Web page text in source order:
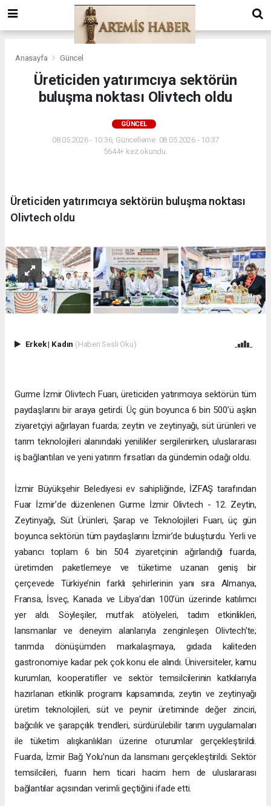
Anasayfa Güncel
Üreticiden yatırımcıya sektörün
buluşma noktası Olivtech oldu
GÜNCEL
08.05.2026 - 10:36, Güncelleme: 08.05.2026 - 10:37
5644+ kez okundu.
Üreticiden yatırımcıya sektörün buluşma noktası
Olivtech oldu
Erkek| Kadın (Haberi Sesli Oku)
Gurme İzmir Olivtech Fuarı, üreticiden yatırımcıya sektörün tüm
paydaşlarını bir araya getirdi. Üç gün boyunca 6 bin 500’ü aşkın
ziyaretçiyi ağırlayan fuarda; zeytin ve zeytinyağı, süt ürünleri ve
tarım teknolojileri alanındaki yenilikler sergilenirken, uluslararası
iş bağlantıları ve yeni yatırım fırsatları da gündemin odağı oldu.
İzmir Büyükşehir Belediyesi ev sahipliğinde, İZFAŞ tarafından
Fuar İzmir’de düzenlenen Gurme İzmir Olivtech - 12. Zeytin,
Zeytinyağı, Süt Ürünleri, Şarap ve Teknolojileri Fuarı, üç gün
boyunca sektörün tüm paydaşlarını İzmir’de buluşturdu. Yerli ve
yabancı toplam 6 bin 504 ziyaretçinin ağırlandığı fuarda,
üretimden paketlemeye ve tüketime uzanan geniş bir
çerçevede Türkiye’nin farklı şehirlerinin yanı sıra Almanya,
Fransa, İsveç, Kanada ve Libya’dan 100’ün üzerinde katılımcı
yer aldı. Söyleşiler, mutfak atölyeleri, tadım etkinlikleri,
lansmanlar ve deneyim alanlarıyla zenginleşen Olivtech’te;
tarımda dönüşümden markalaşmaya, gıdada kaliteden
gastronomiye kadar pek çok konu ele alındı. Üniversiteler, kamu
kurumları, kooperatifler ve sektör temsilcilerinin katkılarıyla
hazırlanan etkinlik programı kapsamında; zeytin ve zeytinyağı
üretim teknolojileri, süt ve peynir üretiminde değer zinciri,
bağcılık ve şarapçılık trendleri, sürdürülebilir tarım uygulamaları
ile tüketim alışkanlıkları üzerine oturumlar gerçekleştirildi.
Fuarda, İzmir Bağ Yolu’nun da lansmanı gerçekleştirildi. Sektör
temsilcileri, fuarın hem ticari hacim hem de uluslararası
bağlantılar açısından verimli geçtiğini ifade etti.